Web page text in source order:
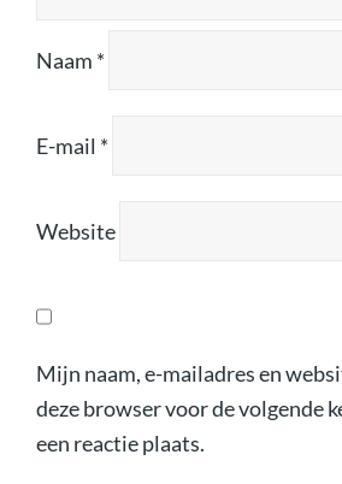
Naam *
E-mail *
Website
Mijn naam, e-mailadres en
deze browser voor de volgende
een reactie plaats.